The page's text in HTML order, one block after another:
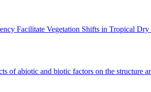
Facilitate Vegetation Shifts in Tropical
of abiotic and biotic factors on the structure